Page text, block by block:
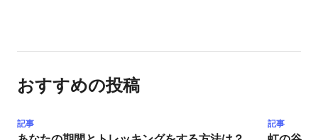
おすすめの投稿
記事 記事